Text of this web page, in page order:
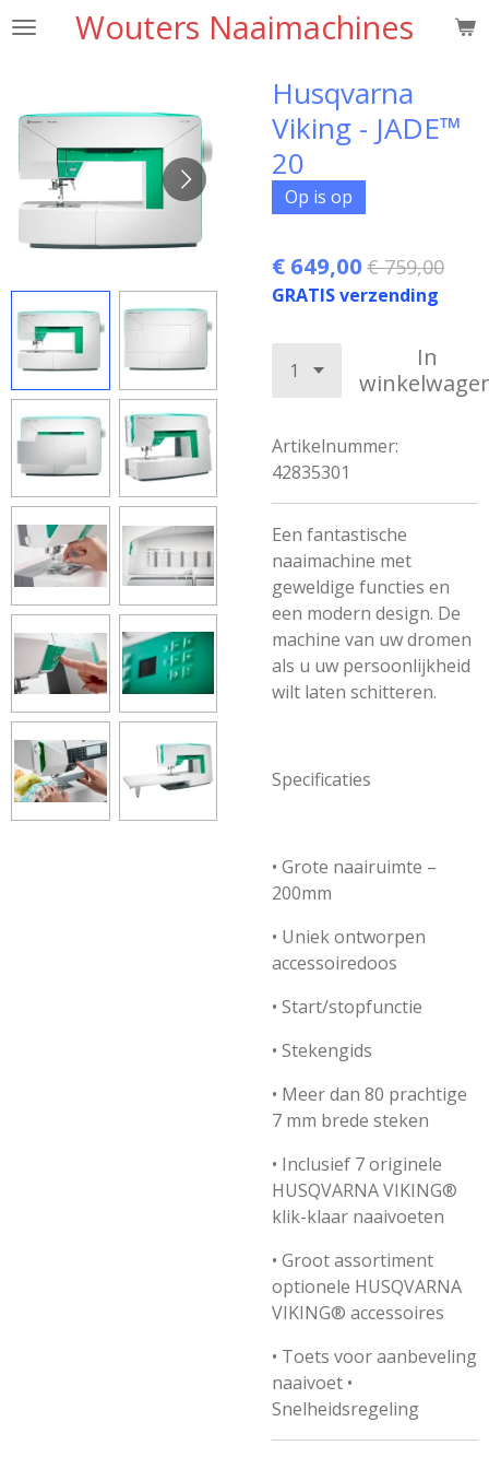
Ga
hoofdinhoud
Wouters Naaimachines
Husqvarna
Viking - JADE™
20
Op is op
€ 649,00 € 759,00
GRATIS verzending
In
Artikelnummer:
42835301
Een fantastische
naaimachine met
geweldige functies en
een modern design. De
machine van uw dromen
als u uw persoonlijkheid
wilt laten schitteren.
Specificaties
• Grote naairuimte –
200mm
• Uniek ontworpen
accessoiredoos
• Start/stopfunctie
• Stekengids
• Meer dan 80 prachtige
7 mm brede steken
• Inclusief 7 originele
HUSQVARNA VIKING®
klik-klaar naaivoeten
• Groot assortiment
optionele HUSQVARNA
VIKING® accessoires
• Toets voor aanbeveling
naaivoet •
Snelheidsregeling